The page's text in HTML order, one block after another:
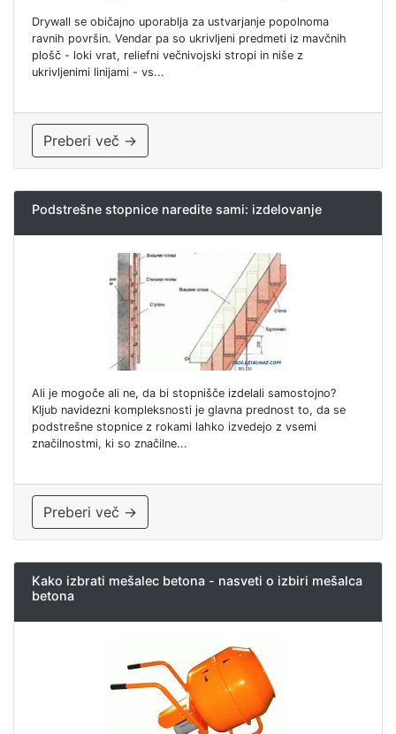
Drywall se običajno uporablja za ustvarjanje popolnoma
ravnih površin. Vendar pa so ukrivljeni predmeti iz mavčnih
plošč - loki vrat, reliefni večnivojski stropi in niše z
ukrivljenimi linijami - vs...
Preberi več →
Podstrešne stopnice naredite sami: izdelovanje
Ali je mogoče ali ne, da bi stopnišče izdelali samostojno?
Kljub navidezni kompleksnosti je glavna prednost to, da se
podstrešne stopnice z rokami lahko izvedejo z vsemi
značilnostmi, ki so značilne...
Preberi več →
Kako izbrati mešalec betona - nasveti o izbiri mešalca
betona